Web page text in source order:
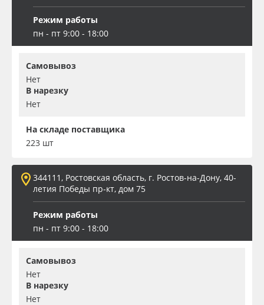
Режим работы
пн - пт 9:00 - 18:00
Самовывоз
Нет
В нарезку
Нет
На складе поставщика
223 шт
344111, Ростовская область, г. Ростов-на-Дону, 40-
летия Победы пр-кт, дом 75
Режим работы
пн - пт 9:00 - 18:00
Самовывоз
Нет
В нарезку
Нет